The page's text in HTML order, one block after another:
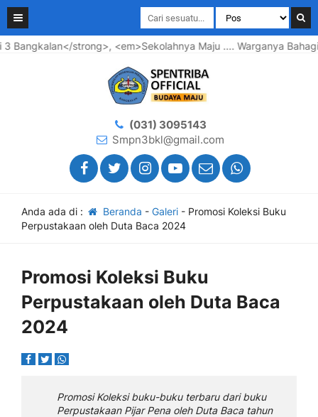
<em>Sekolahnya Maju .... Warganya Bahagia ...</em>
(031) 3095143
Smpn3bkl@gmail.com
Anda ada di : Beranda - Galeri- Promosi Koleksi Buku
Perpustakaan oleh Duta Baca 2024
Promosi Koleksi Buku
Perpustakaan oleh Duta Baca
2024
Promosi Koleksi buku-buku terbaru dari buku
Perpustakaan Pijar Pena oleh Duta Baca tahun